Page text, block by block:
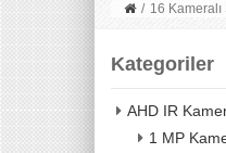
/ 16 Kameralı
Kategoriler
AHD IR
1 MP